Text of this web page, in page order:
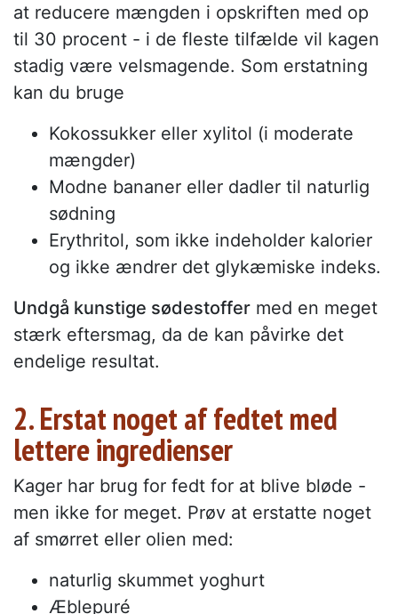
at reducere mængden i opskriften med op
til 30 procent - i de fleste tilfælde vil kagen
stadig være velsmagende. Som erstatning
kan du bruge
Kokossukker eller xylitol (i moderate
mængder)
Modne bananer eller dadler til naturlig
sødning
Erythritol, som ikke indeholder kalorier
og ikke ændrer det glykæmiske indeks.
Undgå kunstige sødestoffer med en meget
stærk eftersmag, da de kan påvirke det
endelige resultat.
2. Erstat noget af fedtet med
lettere ingredienser
Kager har brug for fedt for at blive bløde -
men ikke for meget. Prøv at erstatte noget
af smørret eller olien med:
naturlig skummet yoghurt
Æblepuré